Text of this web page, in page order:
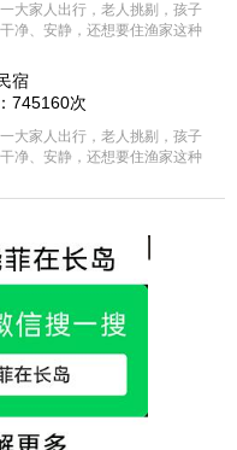
大家人出行，老人挑剔，孩子
净、安静，还想要住渔家这种
，实际体验客房很干净，饭菜
也很满意，整体饭菜给搭配的
也不重样的，海鲜确实是非常
外值得一提的是，他家的海菜
。 其实长岛可选的酒店、民宿
以根据自己的喜好选择。非常
据我提出的需求来安排房间，这
宿
745160次
大家人出行，老人挑剔，孩子
净、安静，还想要住渔家这种
，实际体验客房很干净，饭菜
饭也不重样的，海鲜确实是非常
外值得一提的是，他家的海菜
。 其实长岛可选的酒店、民宿
以根据自己的喜好选择。非常
宿，关键是老板娘晓菲很细心、
我提出的需求来安排房间，这